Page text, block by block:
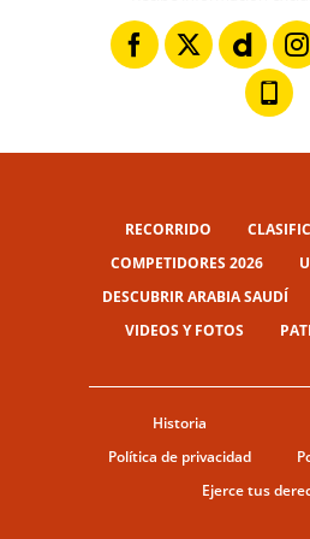
RECORRIDO
COMPETIDORES 2026
DESCUBRIR ARABIA SAUDÍ
VIDEOS Y FOTOS
Historia
Política de privacidad
Ejerce tus